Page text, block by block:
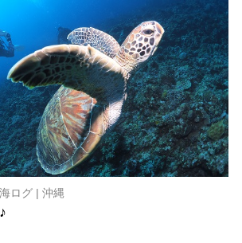
ログ| 沖縄